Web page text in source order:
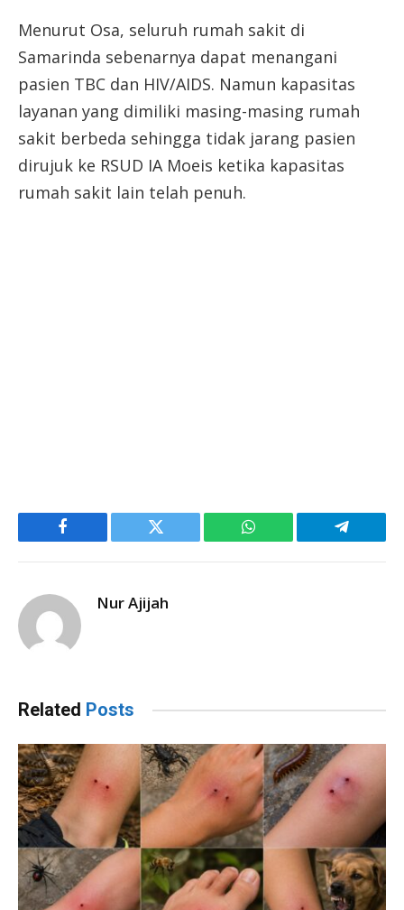
Menurut Osa, seluruh rumah sakit di
Samarinda sebenarnya dapat menangani
pasien TBC dan HIV/AIDS. Namun kapasitas
layanan yang dimiliki masing-masing rumah
sakit berbeda sehingga tidak jarang pasien
dirujuk ke RSUD IA Moeis ketika kapasitas
rumah sakit lain telah penuh.
Facebook Twitter WhatsApp Telegram
Nur Ajijah
Related Posts